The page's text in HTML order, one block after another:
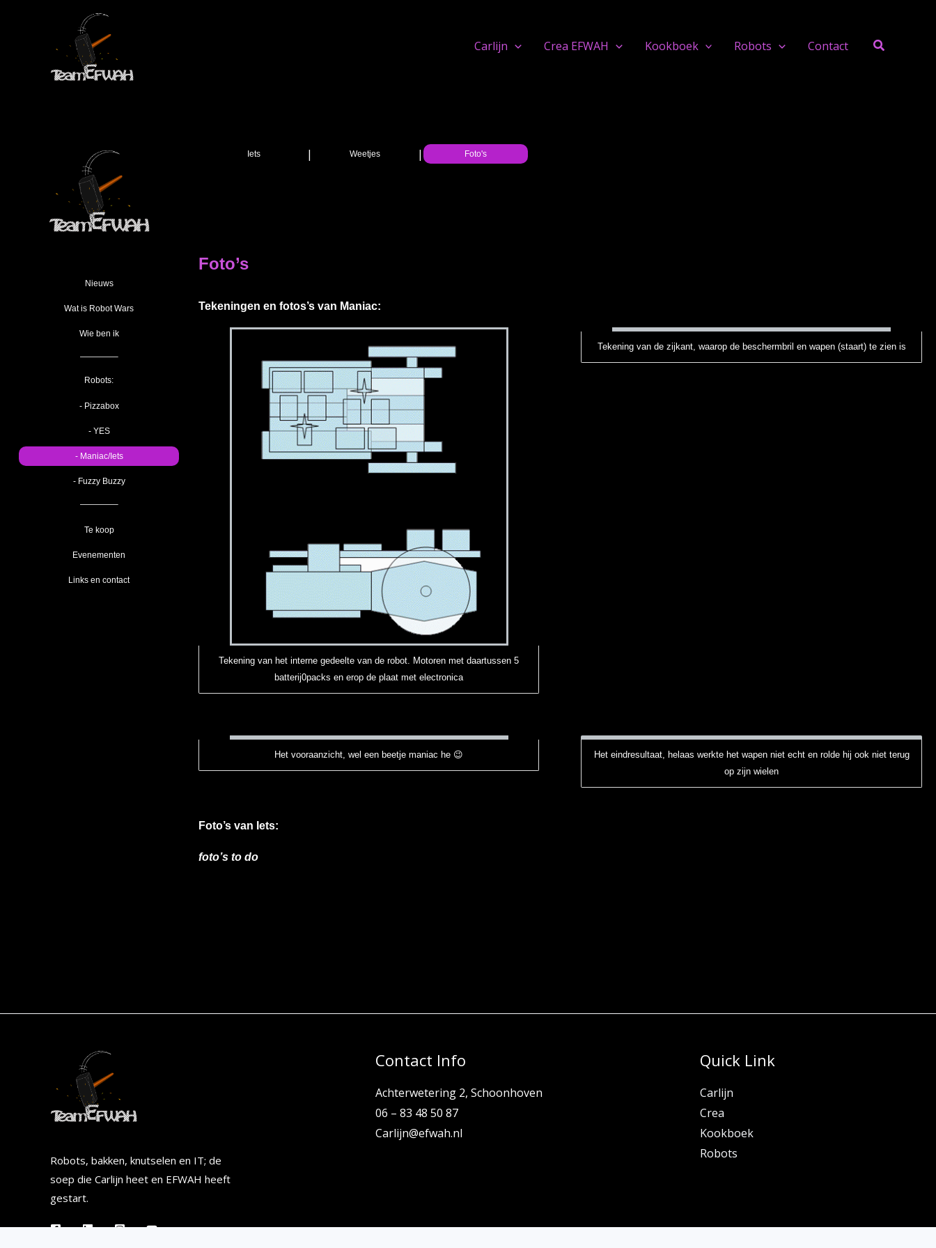
Carlijn Crea EFWAH Kookboek Robots Contact Search
Nieuws
Wat is Robot Wars
Wie ben ik
————–
Robots:
- Pizzabox
- YES
- Maniac/Iets
- Fuzzy Buzzy
————–
Te koop
Evenementen
Links en contact
Iets | Weetjes | Foto's
Foto’s
Tekeningen en fotos’s van Maniac:
Tekening van het interne gedeelte van de robot. Motoren met daartussen 5
batterij0packs en erop de plaat met electronica
Tekening van de zijkant, waarop de beschermbril en wapen (staart) te zien is
Het vooraanzicht, wel een beetje maniac he 😉
Het eindresultaat, helaas werkte het wapen niet echt en rolde hij ook niet terug
op zijn wielen
Foto’s van Iets:
foto’s to do
Robots, bakken, knutselen en IT; de
soep die Carlijn heet en EFWAH heeft
gestart.
Contact Info
Achterwetering 2, Schoonhoven
06 – 83 48 50 87
Carlijn@efwah.nl
Quick Link
Carlijn
Crea
Kookboek
Robots